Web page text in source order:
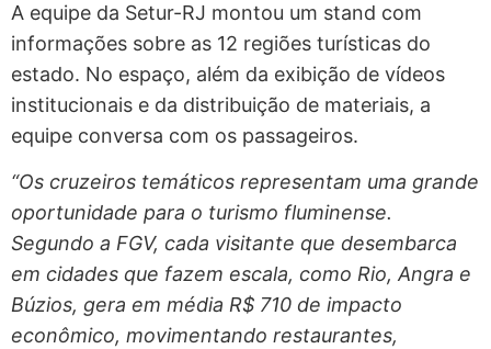
A equipe da Setur-RJ montou um stand com
informações sobre as 12 regiões turísticas do
estado. No espaço, além da exibição de vídeos
institucionais e da distribuição de materiais, a
equipe conversa com os passageiros.
“Os cruzeiros temáticos representam uma grande
oportunidade para o turismo fluminense.
Segundo a FGV, cada visitante que desembarca
em cidades que fazem escala, como Rio, Angra e
Búzios, gera em média R$ 710 de impacto
econômico, movimentando restaurantes,